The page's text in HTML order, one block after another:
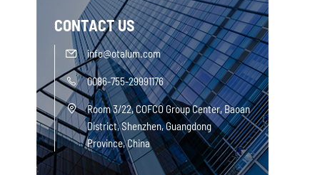
CONTACT US
 info@otalum.com
 0086-755-29991176

Room 3/22, COFCO Group Center, Baoan
District, Shenzhen, Guangdong
Province, China